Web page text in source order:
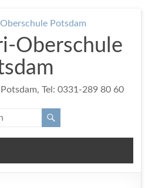
Oberschule
Tel: 0331-289 80 60